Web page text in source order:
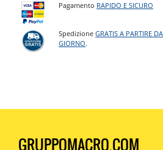
Pagamento RAPIDO E SICURO
SpedizioneGRATIS A PARTIRE
GIORNO.
GRUPPOMACRO.COM